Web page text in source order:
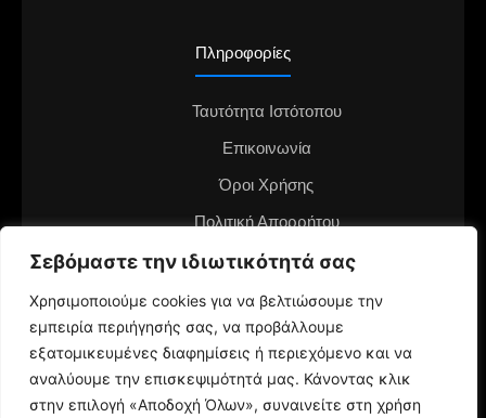
Σεβόμαστε την ιδιωτικότητά σας
Χρησιμοποιούμε cookies για να βελτιώσουμε την
εμπειρία περιήγησής σας, να προβάλλουμε
εξατομικευμένες διαφημίσεις ή περιεχόμενο και να
αναλύουμε την επισκεψιμότητά μας. Κάνοντας κλικ
στην επιλογή «Αποδοχή Όλων», συναινείτε στη χρήση
Πληροφορίες
Ταυτότητα Ιστότοπου
Επικοινωνία
Όροι Χρήσης
Πολιτική Απορρήτου
Διαφημιστείτε στο notianea.gr
Γίνε ο ανταποκριτής στην περιοχή σου